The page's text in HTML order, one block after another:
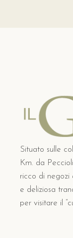
Situato sulle
Km. da
ricco di negozi
e deliziosa
per visitare il